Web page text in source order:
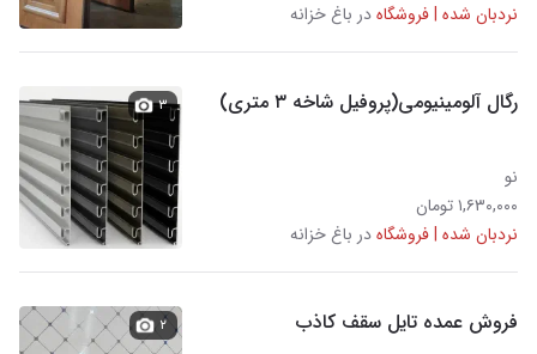
نردبان شده | فروشگاهدر باغ خزانه
رگال آلومینیومی(پروفیل شاخه ۳ متری)
نو
۱,۶۳۰,۰۰۰ تومان
نردبان شده | فروشگاهدر باغ خزانه
۳
فروش عمده تایل سقف کاذب ۲